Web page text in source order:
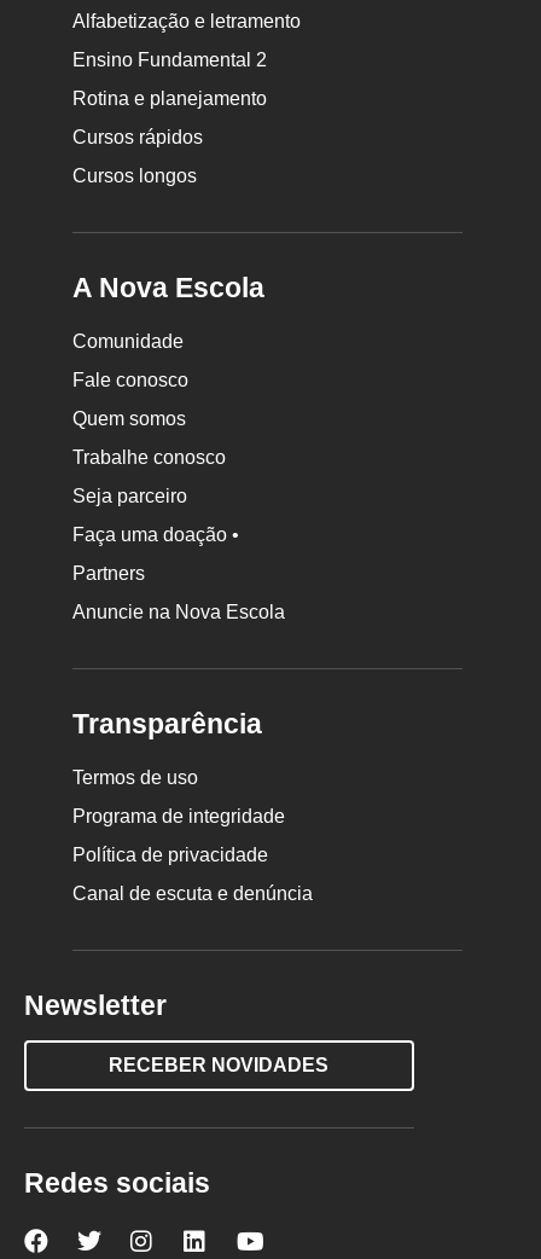
Alfabetização e letramento
Ensino Fundamental 2
Rotina e planejamento
Cursos rápidos
Cursos longos
A Nova Escola
Comunidade
Fale conosco
Quem somos
Trabalhe conosco
Seja parceiro
Faça uma doação •
Partners
Anuncie na Nova Escola
Transparência
Termos de uso
Programa de integridade
Política de privacidade
Canal de escuta e denúncia
Newsletter
RECEBER NOVIDADES
Redes sociais
NovaNova Nova Nova